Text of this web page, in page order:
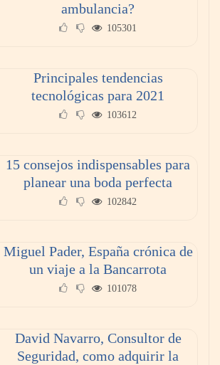
por tu cuenta o con
que nadie te cuenta sobre el
en altura: técnicas, criterios y
un mantenimiento eficiente
ambulancia?
105301
Principales tendencias
tecnológicas para 2021
103612
15 consejos indispensables para
planear una boda perfecta
102842
Miguel Pader, España crónica de
un viaje a la Bancarrota
101078
David Navarro, Consultor de
Seguridad, como adquirir la